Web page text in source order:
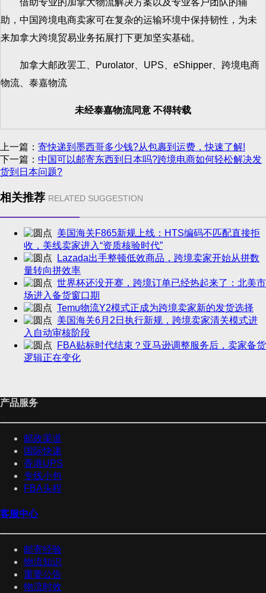
借助专业的加拿大物流解决方案以及专业客户团队的辅
助，中国跨境电商卖家可在复杂的运输环境中保持韧性，为未
来加拿大跨境贸易业务拓展打下更加坚实基础。
加拿大邮政罢工、Purolator、UPS、eShipper、跨境电商
物流、泰嘉物流
未经泰嘉物流同意 不得转载
上一篇： 寄快递到墨西哥多少钱?从包裹到运费，快速了解!
下一篇： 中国可以邮寄东西到日本吗?跨境电商如何轻松解决发
货到日本问题?
相关推荐 RELATED SUGGESTION
美国海关F865新规上线：HTS编码不匹配直接拒
收，美线卖家进入“资质核验时代”
Lazada出手整顿低效商品，跨境卖家开始从拼数
量转向拼效率
世界杯还没开赛，跨境订单已经热起来了：北美市
场进入备货窗口期
Temu物流Y2模式正成为跨境卖家新的发货选择
美国海关6月2日执行新规，跨境卖家清关模式进
入自动审核阶段
FBA贴标时代结束？亚马逊调整服务后，卖家备货
逻辑正在变化
产品服务
邮政渠道
国际快递
香港UPS
专线小包
FBA头程
客服中心
邮寄经验
物流知识
重要公告
物流时效